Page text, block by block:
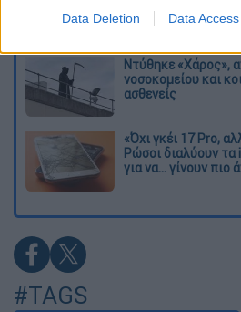
Data Deletion Data Access
στην Κυψέλη
Ντύθηκε «Χάρος»,
νοσοκομείου και
ασθενείς
«Όχι γκέι 17 Pro,
Ρώσοι διαλύουν
για να... γίνουν πιο
#TAGS